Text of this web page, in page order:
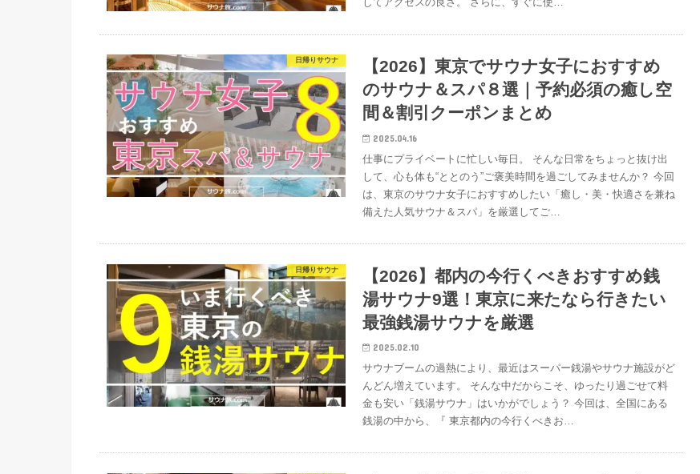
日帰りサウナ
【2026】東京でサウナ女子におすすめ
のサウナ＆スパ８選｜予約必須の癒し空
間＆割引クーポンまとめ
2025.04.16
仕事にプライベートに忙しい毎日。 そんな日常をちょっと抜け出
して、心も体も“ととのう”ご褒美時間を過ごしてみませんか？ 今回
は、東京のサウナ女子におすすめしたい「癒し・美・快適さを兼ね
備えた人気サウナ＆スパ」を厳選してご…
日帰りサウナ
【2026】都内の今行くべきおすすめ銭
湯サウナ9選！東京に来たなら行きたい
最強銭湯サウナを厳選
2025.02.10
サウナブームの過熱により、最近はスーパー銭湯やサウナ施設がど
んどん増えています。 そんな中だからこそ、ゆったり過ごせて料
金も安い「銭湯サウナ」はいかがでしょう？ 今回は、全国にある
銭湯の中から、『 東京都内の今行くべきお…